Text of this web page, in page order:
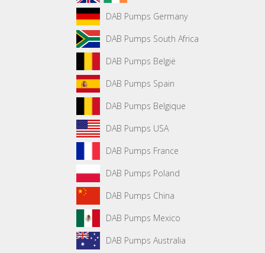
DAB Pumps Germany
DAB Pumps South Africa
DAB Pumps België
DAB Pumps Spain
DAB Pumps Belgique
DAB Pumps USA
DAB Pumps France
DAB Pumps Poland
DAB Pumps China
DAB Pumps Mexico
DAB Pumps Australia